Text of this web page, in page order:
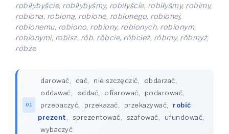
robiłybyście, robiłybyśmy, robiłyście, robiłyśmy, robimy,
robiona, robioną, robione, robionego, robionej,
robionemu, robiono, robiony, robionych, robionym,
robionymi, robisz, rób, róbcie, róbcież, róbmy, róbmyż,
róbże
01
darować dać nie szczędzić obdarzać
oddawać
oddać ofiarować podarować
przebaczyć
przekazać przekazywać
robić
prezent
sprezentować szafować ufundować
wybaczyć